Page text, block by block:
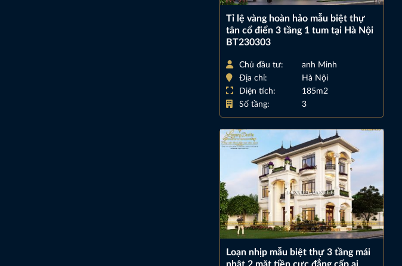
Tỉ lệ vàng hoàn hảo mẫu biệt thự
tân cổ điển 3 tầng 1 tum tại Hà Nội
BT230303
Chủ đầu tư:
anh Minh
Địa chỉ:
Hà Nội
Diện tích:
185m2
Số tầng:
3
Loạn nhịp mẫu biệt thự 3 tầng mái